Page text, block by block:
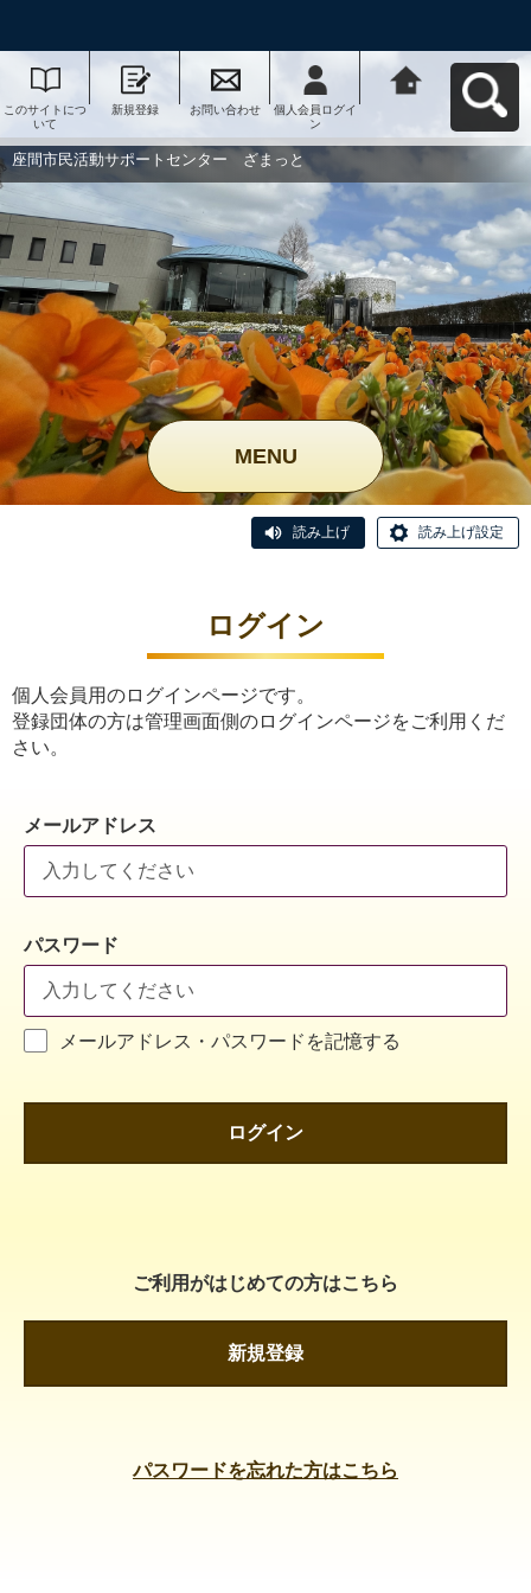
このサイトにつ
いて
新規登録 お問い合わせ
個人会員ログイ
ン
ー ざまっとへ
座間市民活動サポートセンター ざまっと
MENU
読み上げ 読み上げ設定
ログイン
個人会員用のログインページです。
登録団体の方は管理画面側のログインページをご利用くだ
さい。
メールアドレス
パスワード
メールアドレス・パスワードを記憶する
ログイン
ご利用がはじめての方はこちら
新規登録
パスワードを忘れた方はこちら